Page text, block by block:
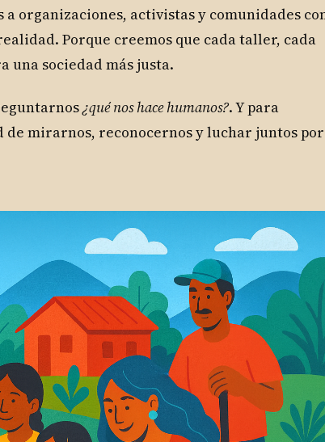
a organizaciones, activistas y comunidades
Porque creemos que cada taller, cada
una sociedad más justa.
¿qué nos hace humanos?. Y para
de mirarnos, reconocernos y luchar juntos por